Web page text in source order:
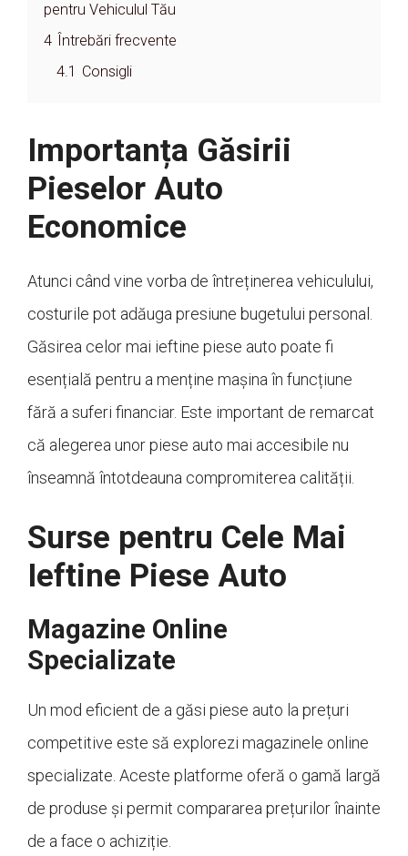
pentru Vehiculul Tău
4
Întrebări frecvente
4.1 Consigli
Importanța Găsirii
Pieselor Auto
Economice
Atunci când vine vorba de întreținerea vehiculului,
costurile pot adăuga presiune bugetului personal.
Găsirea celor mai ieftine piese auto poate fi
esențială pentru a menține mașina în funcțiune
fără a suferi financiar. Este important de remarcat
că alegerea unor piese auto mai accesibile nu
înseamnă întotdeauna compromiterea calității.
Surse pentru Cele Mai
Ieftine Piese Auto
Magazine Online
Specializate
Un mod eficient de a găsi piese auto la prețuri
competitive este să explorezi magazinele online
specializate. Aceste platforme oferă o gamă largă
de produse și permit compararea prețurilor înainte
de a face o achiziție.